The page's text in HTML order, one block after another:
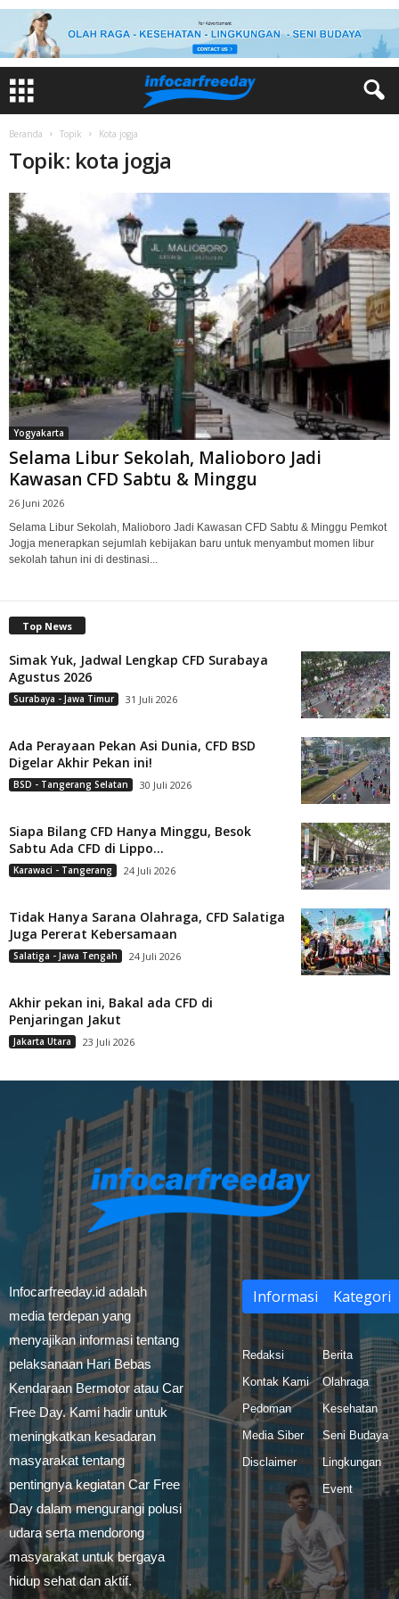
Beranda Topik Kota jogja
Topik: kota jogja
Yogyakarta
Selama Libur Sekolah, Malioboro Jadi
Kawasan CFD Sabtu & Minggu
26 Juni 2026
Selama Libur Sekolah, Malioboro Jadi Kawasan CFD Sabtu & Minggu Pemkot
Jogja menerapkan sejumlah kebijakan baru untuk menyambut momen libur
sekolah tahun ini di destinasi...
Top News
Simak Yuk, Jadwal Lengkap CFD Surabaya
Agustus 2026
Surabaya - Jawa Timur 31 Juli 2026
Ada Perayaan Pekan Asi Dunia, CFD BSD
Digelar Akhir Pekan ini!
BSD - Tangerang Selatan 30 Juli 2026
Siapa Bilang CFD Hanya Minggu, Besok
Sabtu Ada CFD di Lippo...
Karawaci - Tangerang 24 Juli 2026
Tidak Hanya Sarana Olahraga, CFD Salatiga
Juga Pererat Kebersamaan
Salatiga - Jawa Tengah 24 Juli 2026
Akhir pekan ini, Bakal ada CFD di
Penjaringan Jakut
Jakarta Utara 23 Juli 2026
Infocarfreeday.id adalah
media terdepan yang
menyajikan informasi tentang
pelaksanaan Hari Bebas
Kendaraan Bermotor atau Car
Free Day. Kami hadir untuk
meningkatkan kesadaran
masyarakat tentang
pentingnya kegiatan Car Free
Day dalam mengurangi polusi
udara serta mendorong
masyarakat untuk bergaya
hidup sehat dan aktif.
Informasi
Redaksi
Kontak Kami
Pedoman
Media Siber
Disclaimer
Kategori
Berita
Olahraga
Kesehatan
Seni Budaya
Lingkungan
Event